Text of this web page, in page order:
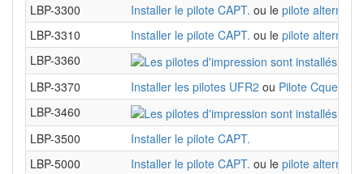
LBP-3300
Installer le pilote CAPT. ou le pilote alternatif
LBP-3310
Installer le pilote CAPT. ou le pilote alternatif
LBP-3360
LBP-3370
Installer les pilotes UFR2 ou Pilote Cque
LBP-3460
LBP-3500
Installer le pilote CAPT.
LBP-5000
Installer le pilote CAPT. ou le pilote alternatif